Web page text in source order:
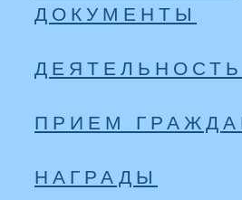
ДОКУМЕНТЫ
ПРИЕМ
НАГРАДЫ